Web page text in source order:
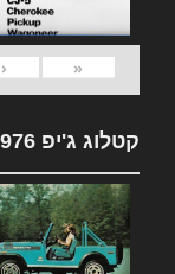
«
‹
קטלוג ג'יפ 1976